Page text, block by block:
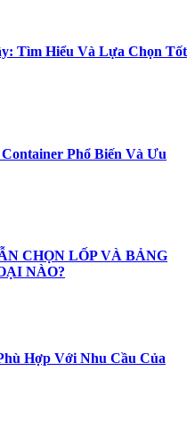
Tìm Hiểu Và Lựa Chọn Tốt
Phổ Biến Và Ưu
CHỌN LỐP VÀ BẢNG
NÀO?
Hợp Với Nhu Cầu Của